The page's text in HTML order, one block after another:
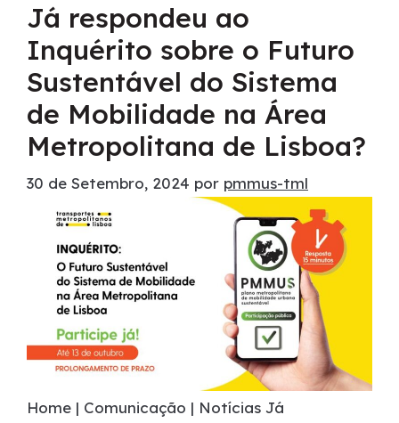
Já respondeu ao
Inquérito sobre o Futuro
Sustentável do Sistema
de Mobilidade na Área
Metropolitana de Lisboa?
30 de Setembro, 2024 por pmmus-tml
Home | Comunicação | Notícias Já